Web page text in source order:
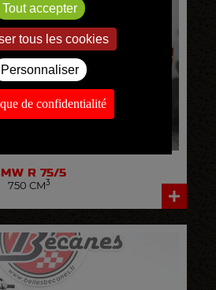
R 75/5
750 CM3
DÉTAILLÉE
Tout accepter
tous les cookies
Personnaliser
de confidentialité